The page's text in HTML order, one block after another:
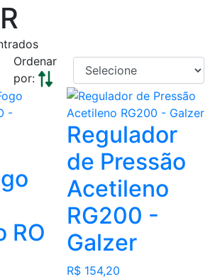
Ordenar
por:
RO
Regulador
de Pressão
Acetileno
RG200 -
Galzer
R$ 154,20